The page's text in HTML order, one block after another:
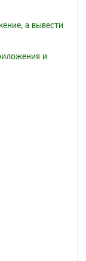
а вывести
и